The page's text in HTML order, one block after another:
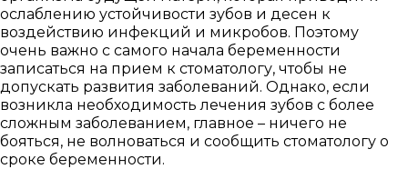
ослаблению устойчивости зубов и десен к
воздействию инфекций и микробов. Поэтому
очень важно с самого начала беременности
записаться на прием к стоматологу, чтобы не
допускать развития заболеваний. Однако, если
возникла необходимость лечения зубов с более
сложным заболеванием, главное – ничего не
бояться, не волноваться и сообщить стоматологу о
сроке беременности.